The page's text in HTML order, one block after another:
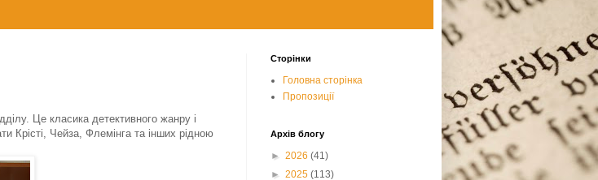
Це класика детективного жанру і
Крісті, Чейза, Флемінга та інших рідною
Сторінки
Головна сторінка
Пропозиції
Архів блогу
► 2026 (41)
► 2025 (113)